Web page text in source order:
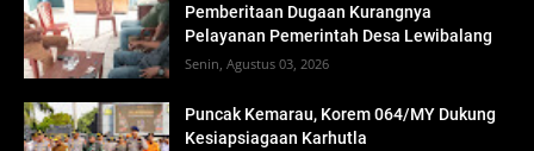
Pemberitaan Dugaan Kurangnya
Pelayanan Pemerintah Desa Lewibalang
Senin, Agustus 03, 2026
Puncak Kemarau, Korem 064/MY Dukung
Kesiapsiagaan Karhutla